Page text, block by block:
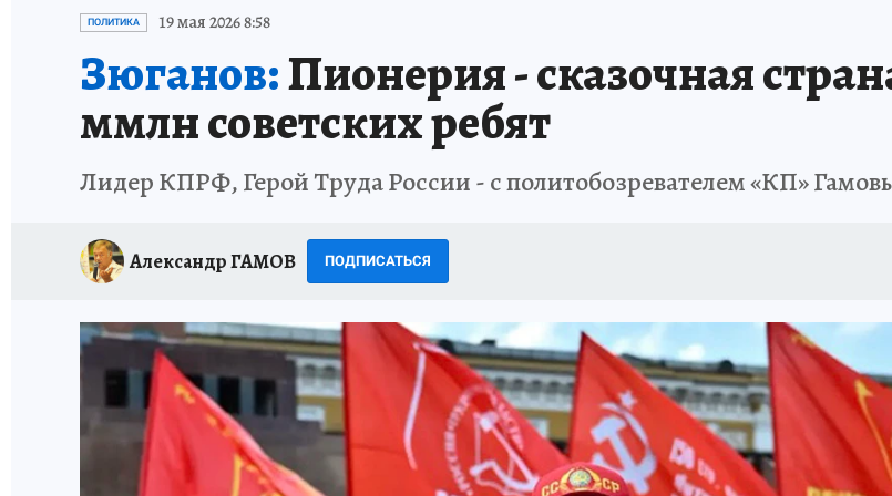
ИСПЫТАНО НА СЕБЕ
ПОЛИТИКА 19 мая 2026 8:58
Зюганов:Пионерия - сказочная
ммлн советских ребят
Лидер КПРФ, Герой Труда России - с политобозревателем «КП»
Александр ГАМОВ ПОДПИСАТЬСЯ